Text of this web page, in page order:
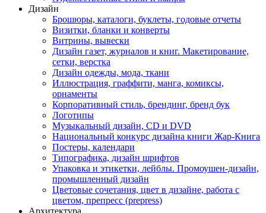
Дизайн
Брошюры, каталоги, буклеты, годовые отчеты
Визитки, бланки и конверты
Витрины, вывески
Дизайн газет, журналов и книг. Макетирование,
сетки, верстка
Дизайн одежды, мода, ткани
Иллюстрация, граффити, манга, комиксы,
орнаменты
Корпоративный стиль, брендинг, бренд бук
Логотипы
Музыкальный дизайн, СD и DVD
Национальный конкурс дизайна книги Жар-Книга
Постеры, календари
Типографика, дизайн шрифтов
Упаковка и этикетки, лейблы. Промоушен-дизайн,
промышленный дизайн
Цветовые сочетания, цвет в дизайне, работа с
цветом, препресс (prepress)